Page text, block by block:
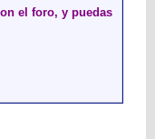
el foro, y puedas